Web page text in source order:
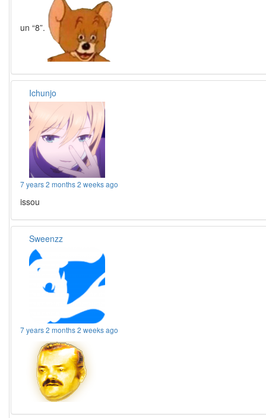
un “8”.
Ichunjo
7 years 2 months 2 weeks ago
issou
Sweenzz
7 years 2 months 2 weeks ago